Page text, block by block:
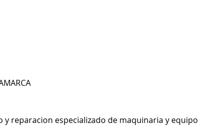
y reparacion especializado de maquinaria y equipo